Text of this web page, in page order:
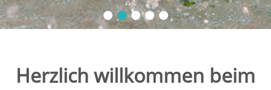
Herzlich willkommen beim